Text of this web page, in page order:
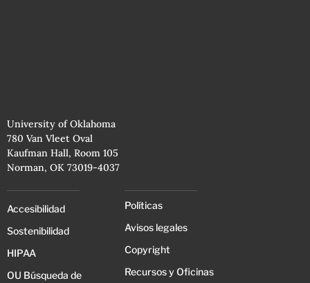
University of Oklahoma
780 Van Vleet Oval
Kaufman Hall, Room 105
Norman, OK 73019-4037
Accesibilidad
Sostenibilidad
HIPAA
OU Búsqueda de
Políticas
Avisos legales
Copyright
Recursos y Oficinas